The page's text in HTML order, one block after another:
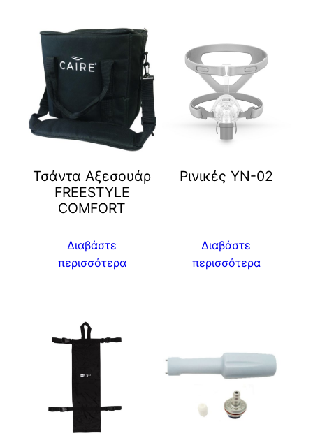
Τσάντα Αξεσουάρ
FREESTYLE
COMFORT
Διαβάστε
περισσότερα
Ρινικές YN-02
Διαβάστε
περισσότερα